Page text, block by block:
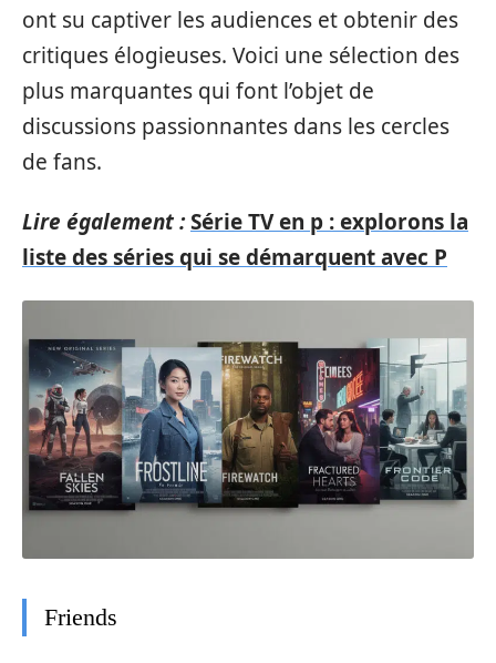
ont su captiver les audiences et obtenir des
critiques élogieuses. Voici une sélection des
plus marquantes qui font l’objet de
discussions passionnantes dans les cercles
de fans.
Lire également :Série TV en p : explorons la
liste des séries qui se démarquent avec P
Friends